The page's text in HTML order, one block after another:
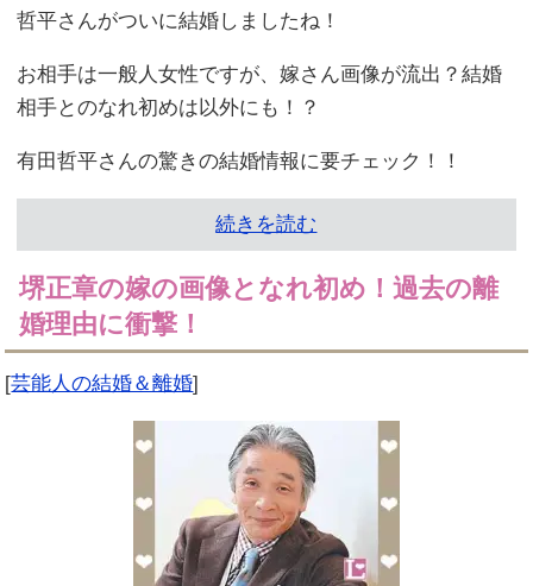
哲平さんがついに結婚しましたね！
お相手は一般人女性ですが、嫁さん画像が流出？結婚
相手とのなれ初めは以外にも！？
有田哲平さんの驚きの結婚情報に要チェック！！
続きを読む
堺正章の嫁の画像となれ初め！過去の離
婚理由に衝撃！
[芸能人の結婚＆離婚]